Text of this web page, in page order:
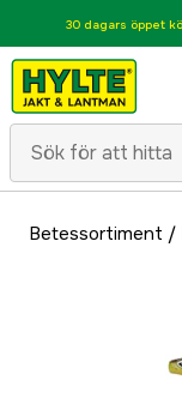
30 dagars öppet
Betessortiment /